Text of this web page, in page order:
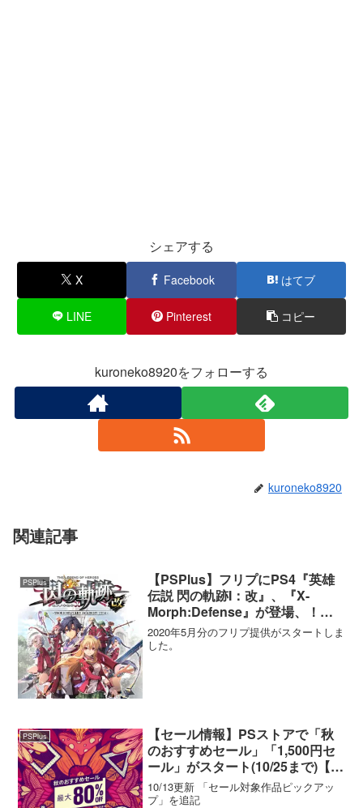
シェアする
X Facebook はてブ
LINE Pinterest コピー
kuroneko8920をフォローする
kuroneko8920
関連記事
PSPlus
【PSPlus】フリプにPS4『英雄
伝説 閃の軌跡I：改』、『X-
Morph:Defense』が登場、！
2020年5月のPSPlusフリープレ
イタイトルが提供開始！
2020年5月分のフリプ提供がスタートしま
した。
PSPlus
【セール情報】PSストアで「秋
のおすすめセール」「1,500円セ
ール」がスタート(10/25まで)【タ
イトル一覧・ソート機能付き】
10/13更新 「セール対象作品ピックアッ
プ」を追記